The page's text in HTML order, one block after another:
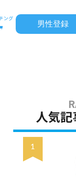
男性登録
人気記